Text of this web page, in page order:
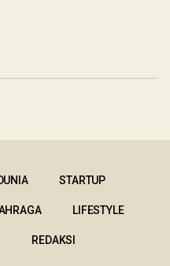
STARTUP
LIFESTYLE
REDAKSI